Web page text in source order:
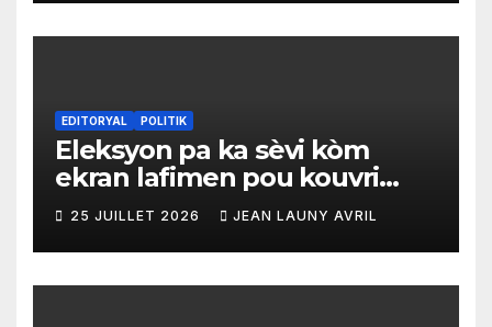
EDITORYAL POLITIK
Eleksyon pa ka sèvi kòm
ekran lafimen pou kouvri
echèk tranzisyon an
25 JUILLET 2026 JEAN LAUNY AVRIL